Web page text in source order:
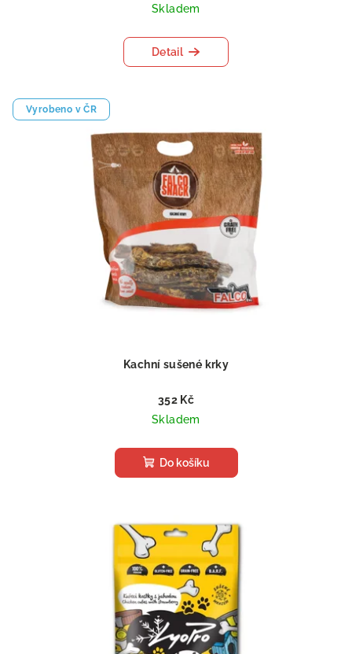
Skladem
Detail
Vyrobeno v ČR
Kachní sušené krky
352 Kč
Skladem
Do košíku